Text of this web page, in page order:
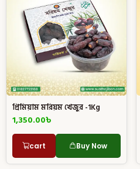
প্রিমিয়াম মরিয়ম খেজুর -1Kg
1,350.00৳
cart Buy Now